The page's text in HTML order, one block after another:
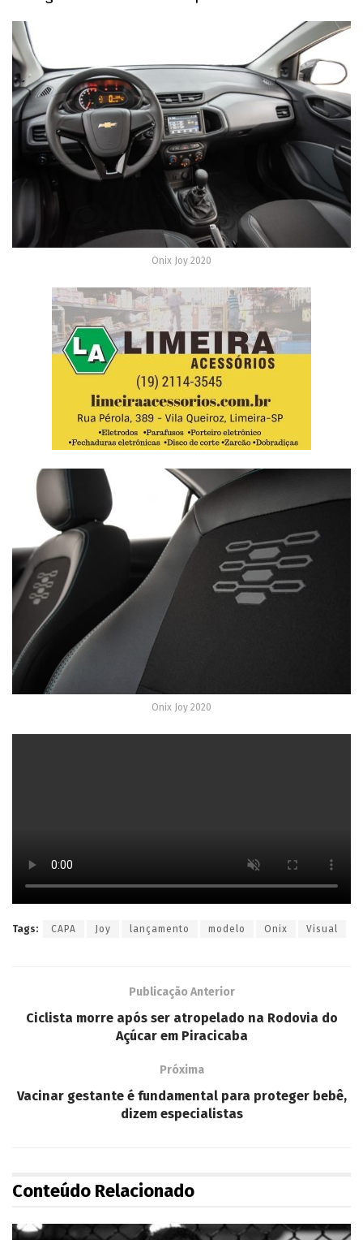
Onix Joy 2020
Onix Joy 2020
Tags: CAPA Joy lançamento modelo Onix Visual
Publicação Anterior
Ciclista morre após ser atropelado na Rodovia do
Açúcar em Piracicaba
Próxima
Vacinar gestante é fundamental para proteger bebê,
dizem especialistas
Conteúdo Relacionado